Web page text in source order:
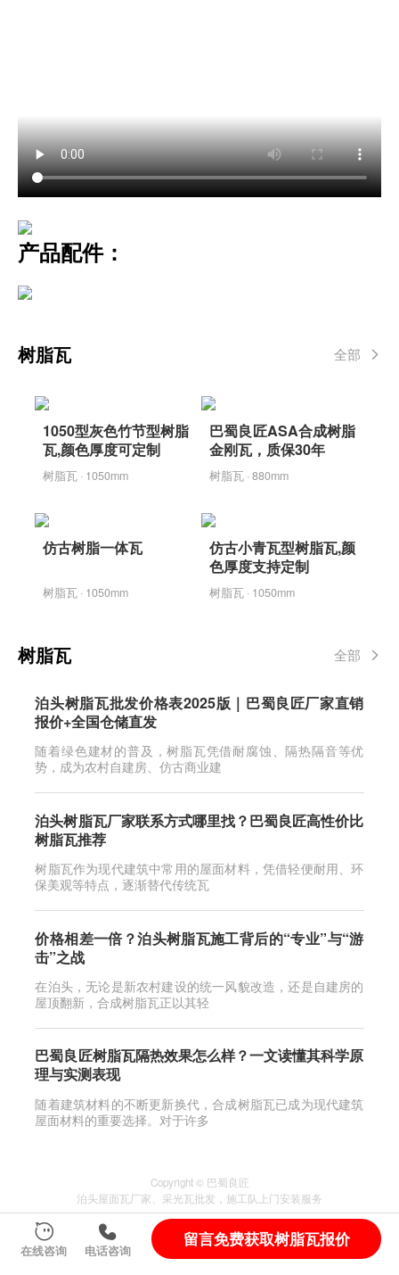
产品配件：
树脂瓦 全部
1050型灰色竹节型树脂
瓦,颜色厚度可定制
树脂瓦 · 1050mm
巴蜀良匠ASA合成树脂
金刚瓦，质保30年
树脂瓦 · 880mm
仿古树脂一体瓦
树脂瓦 · 1050mm
仿古小青瓦型树脂瓦,颜
色厚度支持定制
树脂瓦 · 1050mm
树脂瓦 全部
泊头树脂瓦批发价格表2025版｜巴蜀良匠厂家直销
报价+全国仓储直发
随着绿色建材的普及，树脂瓦凭借耐腐蚀、隔热隔音等优
势，成为农村自建房、仿古商业建
泊头树脂瓦厂家联系方式哪里找？巴蜀良匠高性价比
树脂瓦推荐
树脂瓦作为现代建筑中常用的屋面材料，凭借轻便耐用、环
保美观等特点，逐渐替代传统瓦
价格相差一倍？泊头树脂瓦施工背后的“专业”与“游
击”之战
在泊头，无论是新农村建设的统一风貌改造，还是自建房的
屋顶翻新，合成树脂瓦正以其轻
巴蜀良匠树脂瓦隔热效果怎么样？一文读懂其科学原
理与实测表现
随着建筑材料的不断更新换代，合成树脂瓦已成为现代建筑
屋面材料的重要选择。对于许多
Copyright © 巴蜀良匠
泊头屋面瓦厂家 采光瓦批发，施工队上门安装服务
服务城市：四川 自贡 宜宾 山东 佛山
自贡富顺县
蜀ICP备2024095838号-2
在线咨询 电话咨询
留言免费获取树脂瓦报价